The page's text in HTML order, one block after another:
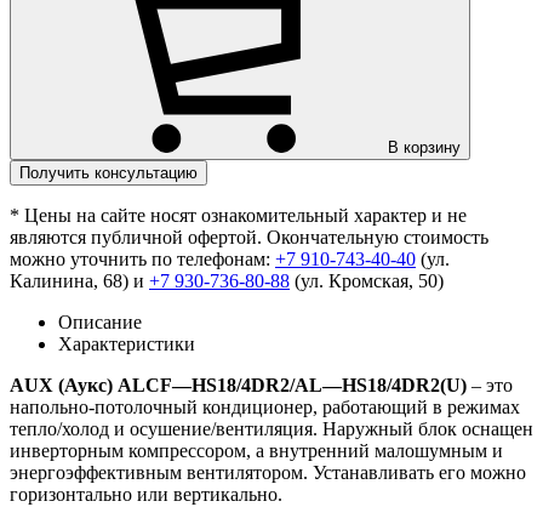
В корзину
Получить консультацию
* Цены на сайте носят ознакомительный характер и не
являются публичной офертой. Окончательную стоимость
можно уточнить по телефонам: +7 910-743-40-40 (ул.
Калинина, 68) и +7 930-736-80-88 (ул. Кромская, 50)
Описание
Характеристики
AUX (Аукс) ALCF—HS18/4DR2/AL—HS18/4DR2(U) – это
напольно-потолочный кондиционер, работающий в режимах
тепло/холод и осушение/вентиляция. Наружный блок оснащен
инверторным компрессором, а внутренний малошумным и
энергоэффективным вентилятором. Устанавливать его можно
горизонтально или вертикально.